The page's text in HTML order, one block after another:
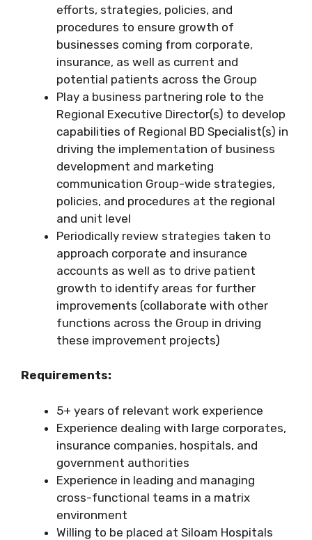
efforts, strategies, policies, and
procedures to ensure growth of
businesses coming from corporate,
insurance, as well as current and
potential patients across the Group
Play a business partnering role to the
Regional Executive Director(s) to develop
capabilities of Regional BD Specialist(s) in
driving the implementation of business
development and marketing
communication Group-wide strategies,
policies, and procedures at the regional
and unit level
Periodically review strategies taken to
approach corporate and insurance
accounts as well as to drive patient
growth to identify areas for further
improvements (collaborate with other
functions across the Group in driving
these improvement projects)
Requirements:
5+ years of relevant work experience
Experience dealing with large corporates,
insurance companies, hospitals, and
government authorities
Experience in leading and managing
cross-functional teams in a matrix
environment
Willing to be placed at Siloam Hospitals